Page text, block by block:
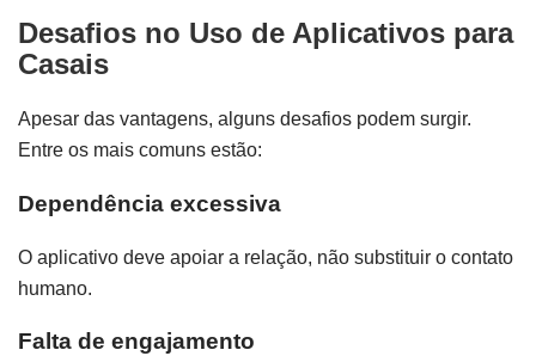
Desafios no Uso de Aplicativos para
Casais
Apesar das vantagens, alguns desafios podem surgir.
Entre os mais comuns estão:
Dependência excessiva
O aplicativo deve apoiar a relação, não substituir o contato
humano.
Falta de engajamento